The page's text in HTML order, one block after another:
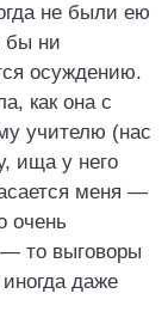
не были ею
бы ни
осуждению.
как она с
учителю (нас
ища у него
меня —
очень
то выговоры
даже